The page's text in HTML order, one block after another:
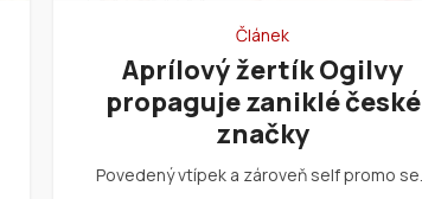
Článek
Aprílový žertík Ogilvy
propaguje zaniklé české
značky
Povedený vtípek a zároveň self promo se…